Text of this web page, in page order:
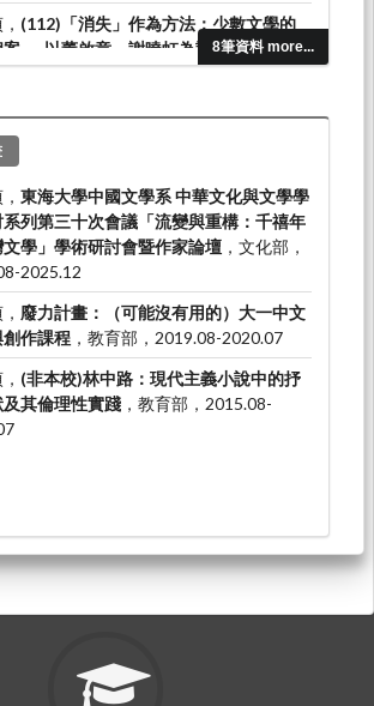
8筆資料 more...
(112)「消失」作為方法：少數文學的
案──以董啟章、謝曉虹為討論對象
專題研究計畫，2023.08-2024.07
，「消失」作為方法：九七回歸後的「我
－以韓麗珠的寫作為個案
2023.07
東海大學中國文學系 中華文化與文學學
列第三十次會議「流變與重構：千禧年
文學」學術研討會暨作家論壇 ，文化部，
2025.12
廢力計畫：（可能沒有用的）大一中文
作課程 ，教育部，2019.08-2020.07
(非本校)林中路：現代主義小說中的抒
其倫理性實踐 ，教育部，2015.08-